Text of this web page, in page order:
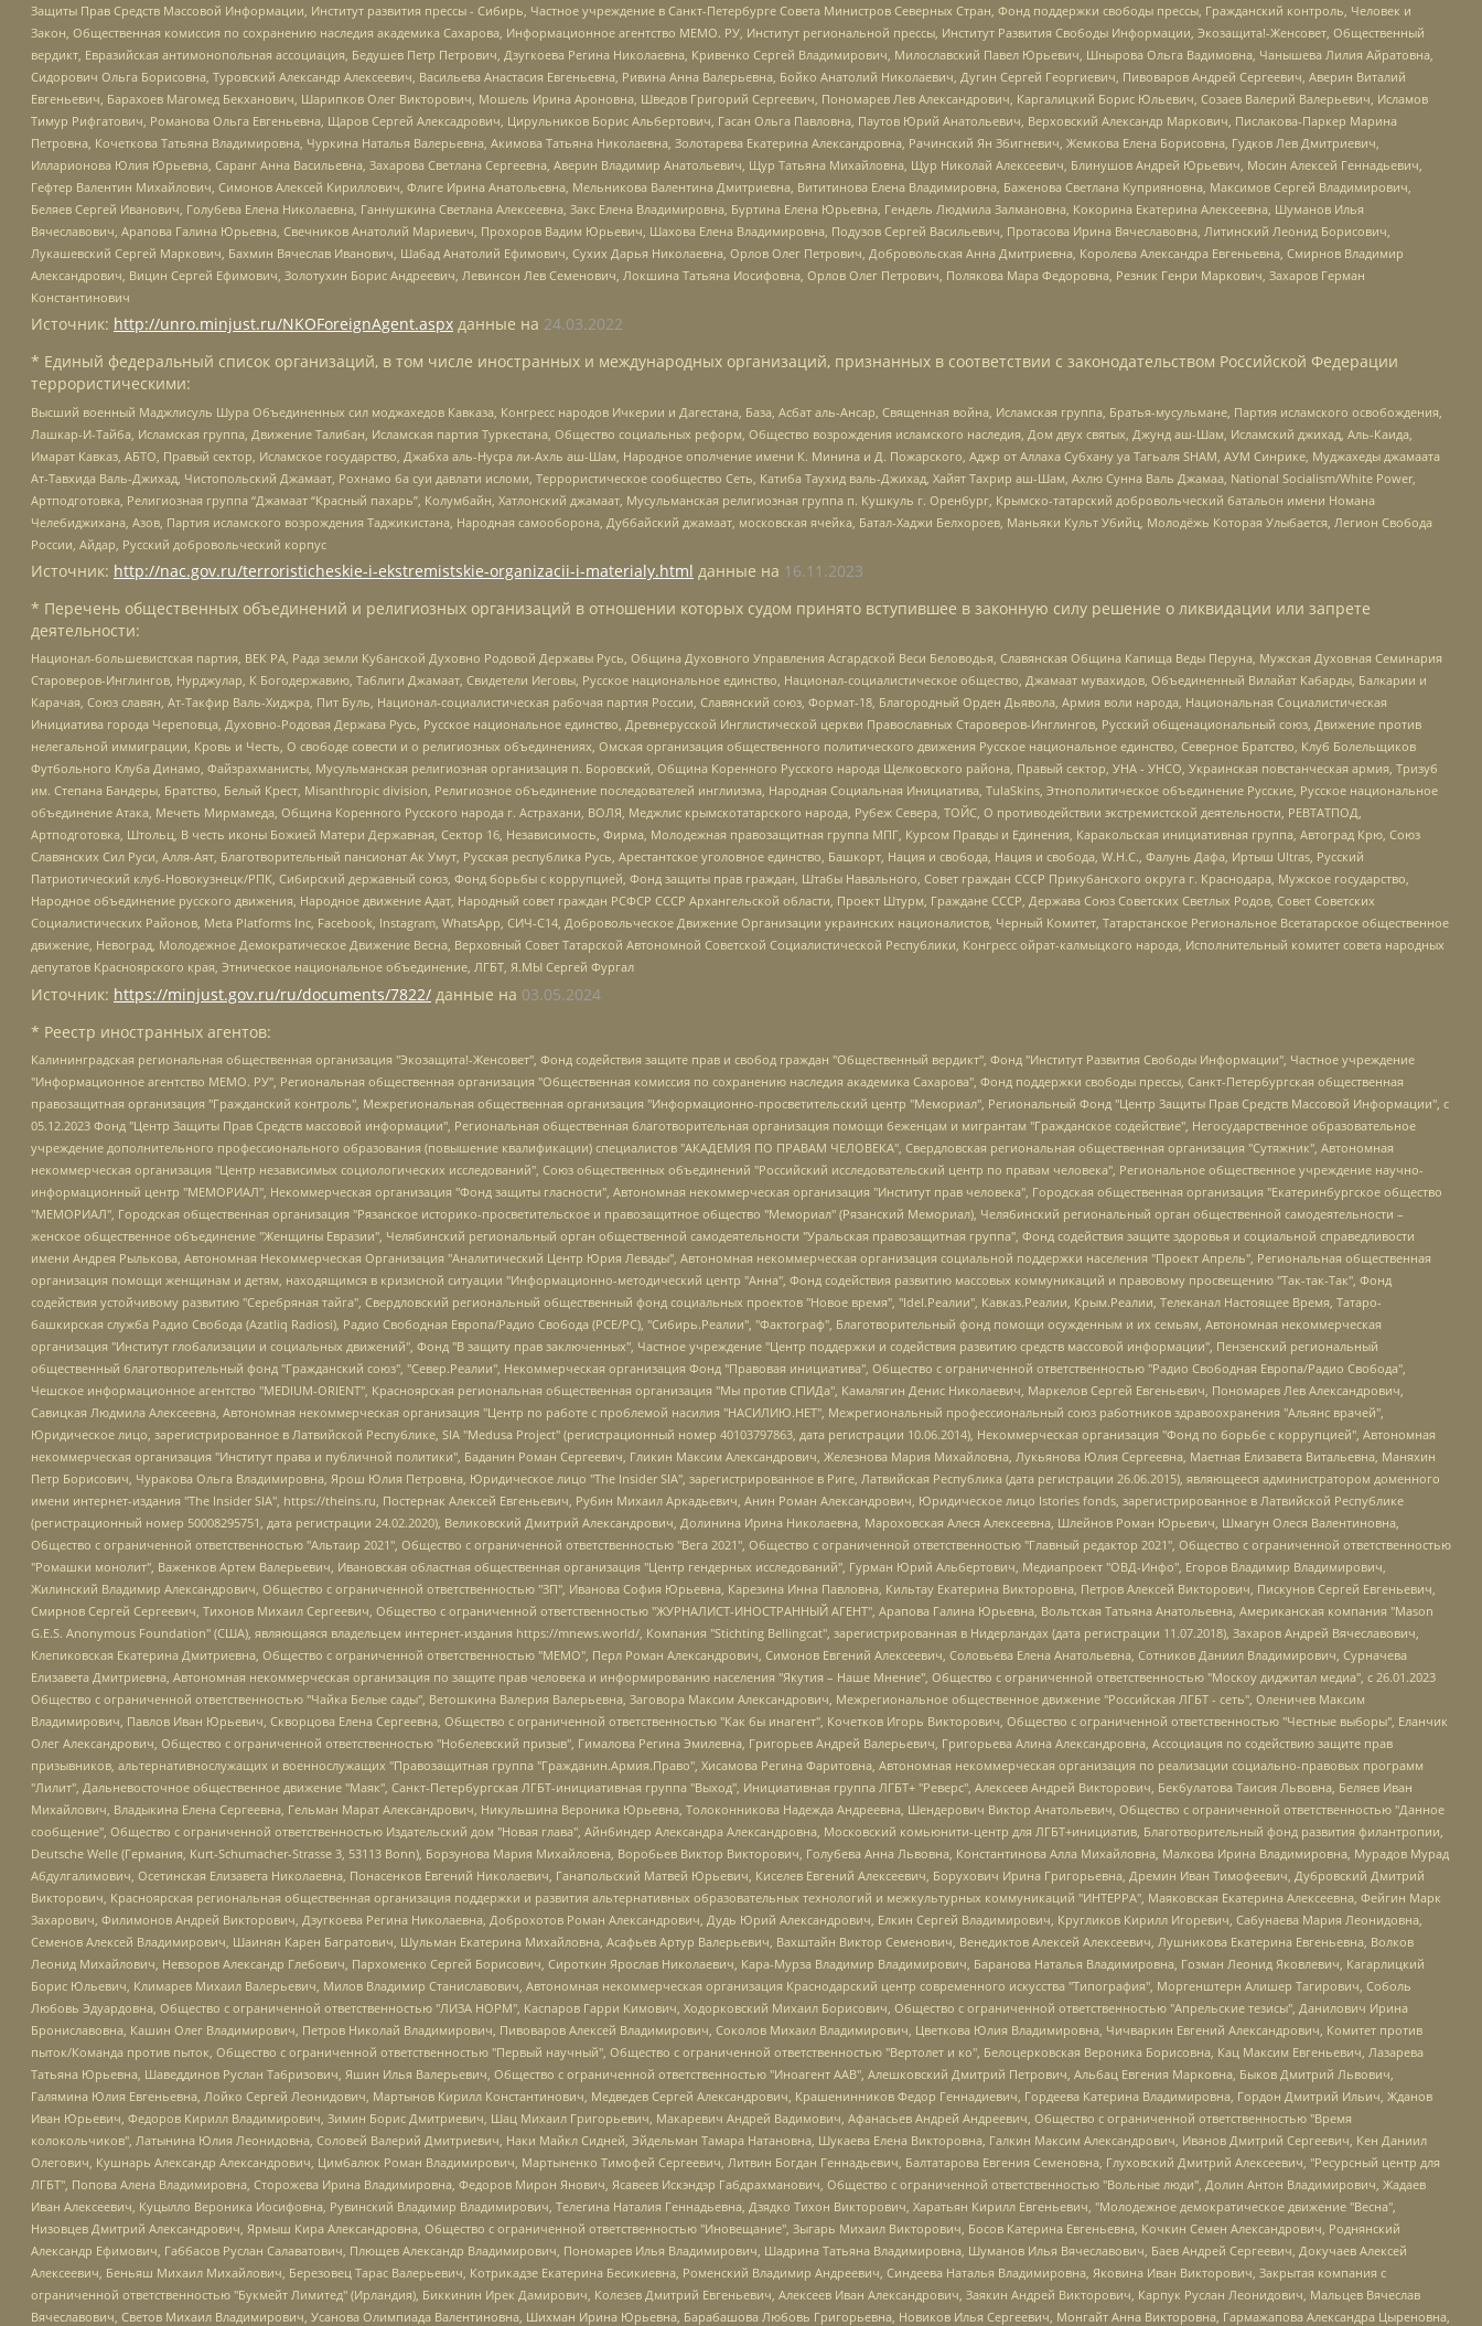
Защиты Прав Средств Массовой Информации, Институт развития прессы - Сибирь, Частное учреждение в Санкт-Петербурге Совета Министров Северных Стран, Фонд поддержки свободы прессы, Гражданский контроль, Человек и
Закон, Общественная комиссия по сохранению наследия академика Сахарова, Информационное агентство МЕМО. РУ, Институт региональной прессы, Институт Развития Свободы Информации, Экозащита!-Женсовет, Общественный
вердикт, Евразийская антимонопольная ассоциация, Бедушев Петр Петрович, Дзугкоева Регина Николаевна, Кривенко Сергей Владимирович, Милославский Павел Юрьевич, Шнырова Ольга Вадимовна, Чанышева Лилия Айратовна,
Сидорович Ольга Борисовна, Туровский Александр Алексеевич, Васильева Анастасия Евгеньевна, Ривина Анна Валерьевна, Бойко Анатолий Николаевич, Дугин Сергей Георгиевич, Пивоваров Андрей Сергеевич, Аверин Виталий
Евгеньевич, Барахоев Магомед Бекханович, Шарипков Олег Викторович, Мошель Ирина Ароновна, Шведов Григорий Сергеевич, Пономарев Лев Александрович, Каргалицкий Борис Юльевич, Созаев Валерий Валерьевич, Исламов
Тимур Рифгатович, Романова Ольга Евгеньевна, Щаров Сергей Алексадрович, Цирульников Борис Альбертович, Гасан Ольга Павловна, Паутов Юрий Анатольевич, Верховский Александр Маркович, Пислакова-Паркер Марина
Петровна, Кочеткова Татьяна Владимировна, Чуркина Наталья Валерьевна, Акимова Татьяна Николаевна, Золотарева Екатерина Александровна, Рачинский Ян Збигневич, Жемкова Елена Борисовна, Гудков Лев Дмитриевич,
Илларионова Юлия Юрьевна, Саранг Анна Васильевна, Захарова Светлана Сергеевна, Аверин Владимир Анатольевич, Щур Татьяна Михайловна, Щур Николай Алексеевич, Блинушов Андрей Юрьевич, Мосин Алексей Геннадьевич,
Гефтер Валентин Михайлович, Симонов Алексей Кириллович, Флиге Ирина Анатольевна, Мельникова Валентина Дмитриевна, Вититинова Елена Владимировна, Баженова Светлана Куприяновна, Максимов Сергей Владимирович,
Беляев Сергей Иванович, Голубева Елена Николаевна, Ганнушкина Светлана Алексеевна, Закс Елена Владимировна, Буртина Елена Юрьевна, Гендель Людмила Залмановна, Кокорина Екатерина Алексеевна, Шуманов Илья
Вячеславович, Арапова Галина Юрьевна, Свечников Анатолий Мариевич, Прохоров Вадим Юрьевич, Шахова Елена Владимировна, Подузов Сергей Васильевич, Протасова Ирина Вячеславовна, Литинский Леонид Борисович,
Лукашевский Сергей Маркович, Бахмин Вячеслав Иванович, Шабад Анатолий Ефимович, Сухих Дарья Николаевна, Орлов Олег Петрович, Добровольская Анна Дмитриевна, Королева Александра Евгеньевна, Смирнов Владимир
Александрович, Вицин Сергей Ефимович, Золотухин Борис Андреевич, Левинсон Лев Семенович, Локшина Татьяна Иосифовна, Орлов Олег Петрович, Полякова Мара Федоровна, Резник Генри Маркович, Захаров Герман
Константинович
Источник: http://unro.minjust.ru/NKOForeignAgent.aspx данные на 24.03.2022
* Единый федеральный список организаций, в том числе иностранных и международных организаций, признанных в соответствии с законодательством Российской Федерации
террористическими:
Высший военный Маджлисуль Шура Объединенных сил моджахедов Кавказа, Конгресс народов Ичкерии и Дагестана, База, Асбат аль-Ансар, Священная война, Исламская группа, Братья-мусульмане, Партия исламского освобождения,
Лашкар-И-Тайба, Исламская группа, Движение Талибан, Исламская партия Туркестана, Общество социальных реформ, Общество возрождения исламского наследия, Дом двух святых, Джунд аш-Шам, Исламский джихад, Аль-Каида,
Имарат Кавказ, АБТО, Правый сектор, Исламское государство, Джабха аль-Нусра ли-Ахль аш-Шам, Народное ополчение имени К. Минина и Д. Пожарского, Аджр от Аллаха Субхану уа Тагьаля SHAM, АУМ Синрике, Муджахеды джамаата
Ат-Тавхида Валь-Джихад, Чистопольский Джамаат, Рохнамо ба суи давлати исломи, Террористическое сообщество Сеть, Катиба Таухид валь-Джихад, Хайят Тахрир аш-Шам, Ахлю Сунна Валь Джамаа, National Socialism/White Power,
Артподготовка, Религиозная группа “Джамаат “Красный пахарь”, Колумбайн, Хатлонский джамаат, Мусульманская религиозная группа п. Кушкуль г. Оренбург, Крымско-татарский добровольческий батальон имени Номана
Челебиджихана, Азов, Партия исламского возрождения Таджикистана, Народная самооборона, Дуббайский джамаат, московская ячейка, Батал-Хаджи Белхороев, Маньяки Культ Убийц, Молодёжь Которая Улыбается, Легион Свобода
России, Айдар, Русский добровольческий корпус
Источник: http://nac.gov.ru/terroristicheskie-i-ekstremistskie-organizacii-i-materialy.html данные на 16.11.2023
* Перечень общественных объединений и религиозных организаций в отношении которых судом принято вступившее в законную силу решение о ликвидации или запрете
деятельности:
Национал-большевистская партия, ВЕК РА, Рада земли Кубанской Духовно Родовой Державы Русь, Община Духовного Управления Асгардской Веси Беловодья, Славянская Община Капища Веды Перуна, Мужская Духовная Семинария
Староверов-Инглингов, Нурджулар, К Богодержавию, Таблиги Джамаат, Свидетели Иеговы, Русское национальное единство, Национал-социалистическое общество, Джамаат мувахидов, Объединенный Вилайат Кабарды, Балкарии и
Карачая, Союз славян, Ат-Такфир Валь-Хиджра, Пит Буль, Национал-социалистическая рабочая партия России, Славянский союз, Формат-18, Благородный Орден Дьявола, Армия воли народа, Национальная Социалистическая
Инициатива города Череповца, Духовно-Родовая Держава Русь, Русское национальное единство, Древнерусской Инглистической церкви Православных Староверов-Инглингов, Русский общенациональный союз, Движение против
нелегальной иммиграции, Кровь и Честь, О свободе совести и о религиозных объединениях, Омская организация общественного политического движения Русское национальное единство, Северное Братство, Клуб Болельщиков
Футбольного Клуба Динамо, Файзрахманисты, Мусульманская религиозная организация п. Боровский, Община Коренного Русского народа Щелковского района, Правый сектор, УНА - УНСО, Украинская повстанческая армия, Тризуб
им. Степана Бандеры, Братство, Белый Крест, Misanthropic division, Религиозное объединение последователей инглиизма, Народная Социальная Инициатива, TulaSkins, Этнополитическое объединение Русские, Русское национальное
объединение Атака, Мечеть Мирмамеда, Община Коренного Русского народа г. Астрахани, ВОЛЯ, Меджлис крымскотатарского народа, Рубеж Севера, ТОЙС, О противодействии экстремистской деятельности, РЕВТАТПОД,
Артподготовка, Штольц, В честь иконы Божией Матери Державная, Сектор 16, Независимость, Фирма, Молодежная правозащитная группа МПГ, Курсом Правды и Единения, Каракольская инициативная группа, Автоград Крю, Союз
Славянских Сил Руси, Алля-Аят, Благотворительный пансионат Ак Умут, Русская республика Русь, Арестантское уголовное единство, Башкорт, Нация и свобода, Нация и свобода, W.H.С., Фалунь Дафа, Иртыш Ultras, Русский
Патриотический клуб-Новокузнецк/РПК, Сибирский державный союз, Фонд борьбы с коррупцией, Фонд защиты прав граждан, Штабы Навального, Совет граждан СССР Прикубанского округа г. Краснодара, Мужское государство,
Народное объединение русского движения, Народное движение Адат, Народный совет граждан РСФСР СССР Архангельской области, Проект Штурм, Граждане СССР, Держава Союз Советских Светлых Родов, Совет Советских
Социалистических Районов, Meta Platforms Inc, Facebook, Instagram, WhatsApp, СИЧ-С14, Добровольческое Движение Организации украинских националистов, Черный Комитет, Татарстанское Региональное Всетатарское общественное
движение, Невоград, Молодежное Демократическое Движение Весна, Верховный Совет Татарской Автономной Советской Социалистической Республики, Конгресс ойрат-калмыцкого народа, Исполнительный комитет совета народных
депутатов Красноярского края, Этническое национальное объединение, ЛГБТ, Я.МЫ Сергей Фургал
Источник: https://minjust.gov.ru/ru/documents/7822/ данные на 03.05.2024
* Реестр иностранных агентов:
Калининградская региональная общественная организация "Экозащита!-Женсовет", Фонд содействия защите прав и свобод граждан "Общественный вердикт", Фонд "Институт Развития Свободы Информации", Частное учреждение "Информационное агентство МЕМО. РУ", Региональная общественная организация "Общественная комиссия по сохранению наследия академика Сахарова", Фонд поддержки свободы прессы, Санкт-Петербургская общественная правозащитная организация "Гражданский контроль", Межрегиональная общественная организация "Информационно-просветительский центр "Мемориал", Региональный Фонд "Центр Защиты Прав Средств Массовой Информации", с 05.12.2023 Фонд "Центр Защиты Прав Средств массовой информации", Региональная общественная благотворительная организация помощи беженцам и мигрантам "Гражданское содействие", Негосударственное образовательное учреждение дополнительного профессионального образования (повышение квалификации) специалистов "АКАДЕМИЯ ПО ПРАВАМ ЧЕЛОВЕКА", Свердловская региональная общественная организация "Сутяжник", Автономная некоммерческая организация "Центр независимых социологических исследований", Союз общественных объединений "Российский исследовательский центр по правам человека", Региональное общественное учреждение научно-информационный центр "МЕМОРИАЛ", Некоммерческая организация "Фонд защиты гласности", Автономная некоммерческая организация "Институт прав человека", Городская общественная организация "Екатеринбургское общество "МЕМОРИАЛ", Городская общественная организация "Рязанское историко-просветительское и правозащитное общество "Мемориал" (Рязанский Мемориал), Челябинский региональный орган общественной самодеятельности – женское общественное объединение "Женщины Евразии", Челябинский региональный орган общественной самодеятельности "Уральская правозащитная группа", Фонд содействия защите здоровья и социальной справедливости имени Андрея Рылькова, Автономная Некоммерческая Организация "Аналитический Центр Юрия Левады", Автономная некоммерческая организация социальной поддержки населения "Проект Апрель", Региональная общественная организация помощи женщинам и детям, находящимся в кризисной ситуации "Информационно-методический центр "Анна", Фонд содействия развитию массовых коммуникаций и правовому просвещению "Так-так-Так", Фонд содействия устойчивому развитию "Серебряная тайга", Свердловский региональный общественный фонд социальных проектов "Новое время", "Idel.Реалии", Кавказ.Реалии, Крым.Реалии, Телеканал Настоящее Время, Татаро-башкирская служба Радио Свобода (Azatliq Radiosi), Радио Свободная Европа/Радио Свобода (PCE/PC), "Сибирь.Реалии", "Фактограф", Благотворительный фонд помощи осужденным и их семьям, Автономная некоммерческая организация "Институт глобализации и социальных движений", Фонд "В защиту прав заключенных", Частное учреждение "Центр поддержки и содействия развитию средств массовой информации", Пензенский региональный общественный благотворительный фонд "Гражданский союз", "Север.Реалии", Некоммерческая организация Фонд "Правовая инициатива", Общество с ограниченной ответственностью "Радио Свободная Европа/Радио Свобода", Чешское информационное агентство "MEDIUM-ORIENT", Красноярская региональная общественная организация "Мы против СПИДа", Камалягин Денис Николаевич, Маркелов Сергей Евгеньевич, Пономарев Лев Александрович, Савицкая Людмила Алексеевна, Автономная некоммерческая организация "Центр по работе с проблемой насилия "НАСИЛИЮ.НЕТ", Межрегиональный профессиональный союз работников здравоохранения "Альянс врачей", Юридическое лицо, зарегистрированное в Латвийской Республике, SIA "Medusa Project" (регистрационный номер 40103797863, дата регистрации 10.06.2014), Некоммерческая организация "Фонд по борьбе с коррупцией", Автономная некоммерческая организация "Институт права и публичной политики", Баданин Роман Сергеевич, Гликин Максим Александрович, Железнова Мария Михайловна, Лукьянова Юлия Сергеевна, Маетная Елизавета Витальевна, Маняхин Петр Борисович, Чуракова Ольга Владимировна, Ярош Юлия Петровна, Юридическое лицо "The Insider SIA", зарегистрированное в Риге, Латвийская Республика (дата регистрации 26.06.2015), являющееся администратором доменного имени интернет-издания "The Insider SIA", https://theins.ru, Постернак Алексей Евгеньевич, Рубин Михаил Аркадьевич, Анин Роман Александрович, Юридическое лицо Istories fonds, зарегистрированное в Латвийской Республике (регистрационный номер 50008295751, дата регистрации 24.02.2020), Великовский Дмитрий Александрович, Долинина Ирина Николаевна, Мароховская Алеся Алексеевна, Шлейнов Роман Юрьевич, Шмагун Олеся Валентиновна, Общество с ограниченной ответственностью "Альтаир 2021", Общество с ограниченной ответственностью "Вега 2021", Общество с ограниченной ответственностью "Главный редактор 2021", Общество с ограниченной ответственностью "Ромашки монолит", Важенков Артем Валерьевич, Ивановская областная общественная организация "Центр гендерных исследований", Гурман Юрий Альбертович, Медиапроект "ОВД-Инфо", Егоров Владимир Владимирович, Жилинский Владимир Александрович, Общество с ограниченной ответственностью "ЗП", Иванова София Юрьевна, Карезина Инна Павловна, Кильтау Екатерина Викторовна, Петров Алексей Викторович, Пискунов Сергей Евгеньевич, Смирнов Сергей Сергеевич, Тихонов Михаил Сергеевич, Общество с ограниченной ответственностью "ЖУРНАЛИСТ-ИНОСТРАННЫЙ АГЕНТ", Арапова Галина Юрьевна, Вольтская Татьяна Анатольевна, Американская компания "Mason G.E.S. Anonymous Foundation" (США), являющаяся владельцем интернет-издания https://mnews.world/, Компания "Stichting Bellingcat", зарегистрированная в Нидерландах (дата регистрации 11.07.2018), Захаров Андрей Вячеславович, Клепиковская Екатерина Дмитриевна, Общество с ограниченной ответственностью "МЕМО", Перл Роман Александрович, Симонов Евгений Алексеевич, Соловьева Елена Анатольевна, Сотников Даниил Владимирович, Сурначева Елизавета Дмитриевна, Автономная некоммерческая организация по защите прав человека и информированию населения "Якутия – Наше Мнение", Общество с ограниченной ответственностью "Москоу диджитал медиа", с 26.01.2023 Общество с ограниченной ответственностью "Чайка Белые сады", Ветошкина Валерия Валерьевна, Заговора Максим Александрович, Межрегиональное общественное движение "Российская ЛГБТ - сеть", Оленичев Максим Владимирович, Павлов Иван Юрьевич, Скворцова Елена Сергеевна, Общество с ограниченной ответственностью "Как бы инагент", Кочетков Игорь Викторович, Общество с ограниченной ответственностью "Честные выборы", Еланчик Олег Александрович, Общество с ограниченной ответственностью "Нобелевский призыв", Гималова Регина Эмилевна, Григорьев Андрей Валерьевич, Григорьева Алина Александровна, Ассоциация по содействию защите прав призывников, альтернативнослужащих и военнослужащих "Правозащитная группа "Гражданин.Армия.Право", Хисамова Регина Фаритовна, Автономная некоммерческая организация по реализации социально-правовых программ "Лилит", Дальневосточное общественное движение "Маяк", Санкт-Петербургская ЛГБТ-инициативная группа "Выход", Инициативная группа ЛГБТ+ "Реверс", Алексеев Андрей Викторович, Бекбулатова Таисия Львовна, Беляев Иван Михайлович, Владыкина Елена Сергеевна, Гельман Марат Александрович, Никульшина Вероника Юрьевна, Толоконникова Надежда Андреевна, Шендерович Виктор Анатольевич, Общество с ограниченной ответственностью "Данное сообщение", Общество с ограниченной ответственностью Издательский дом "Новая глава", Айнбиндер Александра Александровна, Московский комьюнити-центр для ЛГБТ+инициатив, Благотворительный фонд развития филантропии, Deutsche Welle (Германия, Kurt-Schumacher-Strasse 3, 53113 Bonn), Борзунова Мария Михайловна, Воробьев Виктор Викторович, Голубева Анна Львовна, Константинова Алла Михайловна, Малкова Ирина Владимировна, Мурадов Мурад Абдулгалимович, Осетинская Елизавета Николаевна, Понасенков Евгений Николаевич, Ганапольский Матвей Юрьевич, Киселев Евгений Алексеевич, Борухович Ирина Григорьевна, Дремин Иван Тимофеевич, Дубровский Дмитрий Викторович, Красноярская региональная общественная организация поддержки и развития альтернативных образовательных технологий и межкультурных коммуникаций "ИНТЕРРА", Маяковская Екатерина Алексеевна, Фейгин Марк Захарович, Филимонов Андрей Викторович, Дзугкоева Регина Николаевна, Доброхотов Роман Александрович, Дудь Юрий Александрович, Елкин Сергей Владимирович, Кругликов Кирилл Игоревич, Сабунаева Мария Леонидовна, Семенов Алексей Владимирович, Шаинян Карен Багратович, Шульман Екатерина Михайловна, Асафьев Артур Валерьевич, Вахштайн Виктор Семенович, Венедиктов Алексей Алексеевич, Лушникова Екатерина Евгеньевна, Волков Леонид Михайлович, Невзоров Александр Глебович, Пархоменко Сергей Борисович, Сироткин Ярослав Николаевич, Кара-Мурза Владимир Владимирович, Баранова Наталья Владимировна, Гозман Леонид Яковлевич, Кагарлицкий Борис Юльевич, Климарев Михаил Валерьевич, Милов Владимир Станиславович, Автономная некоммерческая организация Краснодарский центр современного искусства "Типография", Моргенштерн Алишер Тагирович, Соболь Любовь Эдуардовна, Общество с ограниченной ответственностью "ЛИЗА НОРМ", Каспаров Гарри Кимович, Ходорковский Михаил Борисович, Общество с ограниченной ответственностью "Апрельские тезисы", Данилович Ирина Брониславовна, Кашин Олег Владимирович, Петров Николай Владимирович, Пивоваров Алексей Владимирович, Соколов Михаил Владимирович, Цветкова Юлия Владимировна, Чичваркин Евгений Александрович, Комитет против пыток/Команда против пыток, Общество с ограниченной ответственностью "Первый научный", Общество с ограниченной ответственностью "Вертолет и ко", Белоцерковская Вероника Борисовна, Кац Максим Евгеньевич, Лазарева Татьяна Юрьевна, Шаведдинов Руслан Табризович, Яшин Илья Валерьевич, Общество с ограниченной ответственностью "Иноагент ААВ", Алешковский Дмитрий Петрович, Альбац Евгения Марковна, Быков Дмитрий Львович, Галямина Юлия Евгеньевна, Лойко Сергей Леонидович, Мартынов Кирилл Константинович, Медведев Сергей Александрович, Крашенинников Федор Геннадиевич, Гордеева Катерина Вл